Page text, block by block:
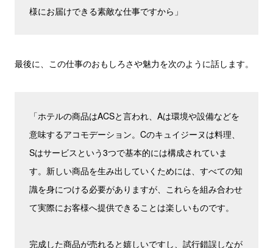
様にお届けできる素敵な仕事ですから」
最後に、この仕事のおもしろさや魅力を次のように話します。
「ホテルの商品はACSと言われ、Aは環境や設備などを
意味するアコモデーション。Cのキュイジーヌは料理、
Sはサービスという3つで基本的には構成されていま
す。新しい商品を生み出していくためには、すべての知
識を身につける必要がありますが、これらを組み合わせ
て実際にお客様へ提供できることは楽しいものです。
完成した商品が売れると嬉しいですし、試行錯誤しなが